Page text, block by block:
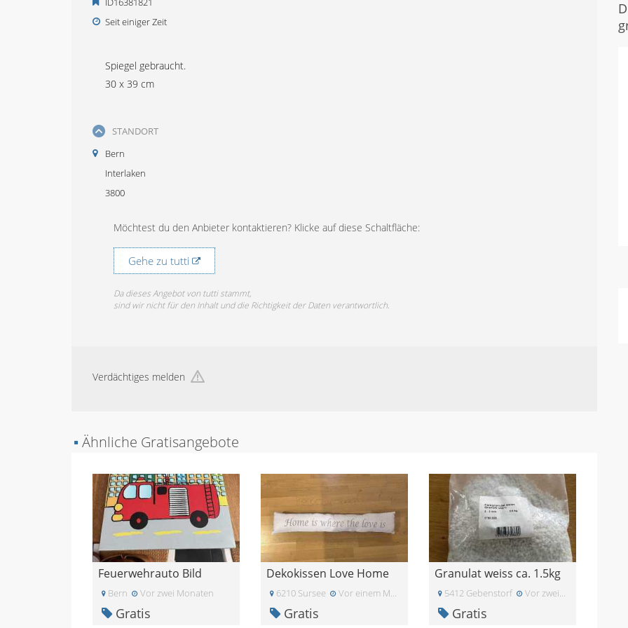
Seit einiger Zeit
Spiegel gebraucht.
30 x 39 cm
STANDORT
Bern
Interlaken
3800
Möchtest du den Anbieter kontaktieren? Klicke auf diese Schaltfläche:
Gehe zu tutti
Da dieses Angebot von tutti stammt,
sind wir nicht für den Inhalt und die Richtigkeit der Daten verantwortlich.
Verdächtiges melden
▪ Ähnliche Gratisangebote
Feuerwehrauto Bild
Bern Vor zwei Monaten
Gratis
Dekokissen Love Home
6210 Sursee Vor einem Monat
Gratis
Granulat weiss ca. 1.5kg
5412 Gebenstorf Vor zwei Monaten
Gratis